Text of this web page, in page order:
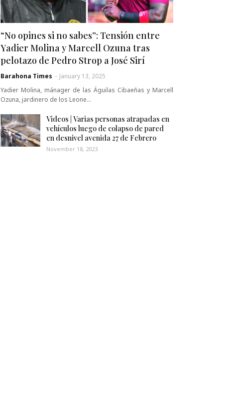
“No opines si no sabes”: Tensión entre
Yadier Molina y Marcell Ozuna tras
pelotazo de Pedro Strop a José Sirí
Barahona Times - January 13, 2025
Yadier Molina, mánager de las Águilas Cibaeñas y Marcell
Ozuna, jardinero de los Leone…
Videos | Varias personas atrapadas en
vehículos luego de colapso de pared
en desnivel avenida 27 de Febrero
November 18, 2023